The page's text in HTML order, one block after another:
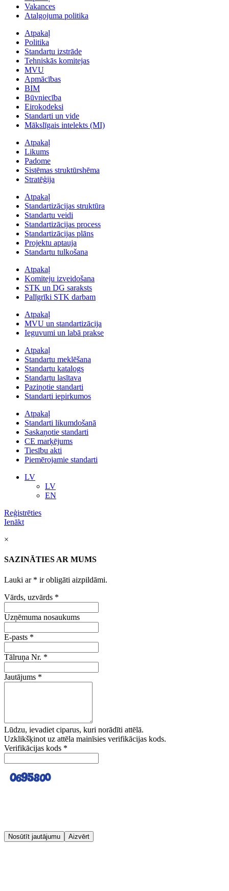
Vakances
Atalgojuma politika
Atpakaļ
Politika
Standartu izstrāde
Tehniskās komitejas
MVU
Apmācības
BIM
Būvniecība
Eirokodeksi
Standarti un vide
Mākslīgais intelekts (MI)
Atpakaļ
Likums
Padome
Sistēmas struktūrshēma
Stratēģija
Atpakaļ
Standartizācijas struktūra
Standartu veidi
Standartizācijas process
Standartizācijas plāns
Projektu aptauja
Standartu tulkošana
Atpakaļ
Komiteju izveidošana
STK un DG saraksts
Palīgrīki STK darbam
Atpakaļ
MVU un standartizācija
Ieguvumi un labā prakse
Atpakaļ
Standartu meklēšana
Standartu katalogs
Standartu lasītava
Paziņotie standarti
Standarti iepirkumos
Atpakaļ
Standarti likumdošanā
Saskaņotie standarti
CE marķējums
Tiesību akti
Piemērojamie standarti
LV
LV
EN
Reģistrēties
Ienākt
×
SAZINĀTIES AR MUMS
Lauki ar * ir obligāti aizpildāmi.
Vārds, uzvārds *
Uzņēmuma nosaukums
E-pasts *
Tālruņa Nr. *
Jautājums *
Lūdzu, ievadiet ciparus, kuri norādīti attēlā.
Uzklikšķinot uz attēla mainīsies verifikācijas kods.
Verifikācijas kods *
Nosūtīt jautājumu Aizvērt